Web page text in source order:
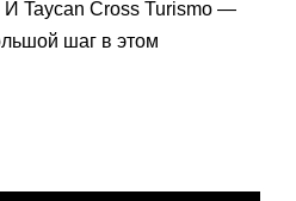
И Taycan Cross Turismo —
шаг в этом